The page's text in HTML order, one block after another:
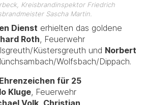
Kreisbrandinspektor Friedrich
Sascha Martin.
Dienst erhielten das goldene
Roth, Feuerwehr
Küstersgreuth und Norbert
Wolfsbach/Dippach.
für 25
Kluge, Feuerwehr
Volk Christian